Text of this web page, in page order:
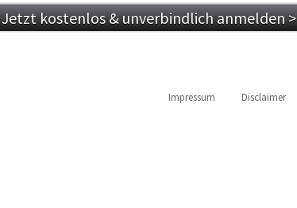
Jetzt kostenlos & unverbindlich anmelden >
Impressum Disclaimer